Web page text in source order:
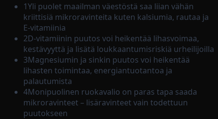
1Yli puolet maailman väestöstä saa liian vähän
kriittisiä mikroravinteita kuten kalsiumia, rautaa ja
E-vitamiinia
2D-vitamiinin puutos voi heikentää lihasvoimaa,
kestävyyttä ja lisätä loukkaantumisriskiä urheilijoilla
3Magnesiumin ja sinkin puutos voi heikentää
lihasten toimintaa, energiantuotantoa ja
palautumista
4Monipuolinen ruokavalio on paras tapa saada
mikroravinteet – lisäravinteet vain todettuun
puutokseen